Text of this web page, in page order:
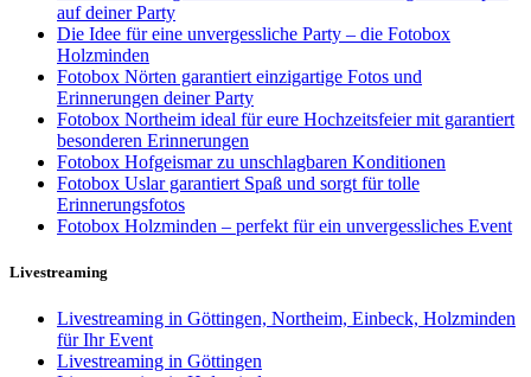
auf deiner Party
Die Idee für eine unvergessliche Party – die Fotobox
Holzminden
Fotobox Nörten garantiert einzigartige Fotos und
Erinnerungen deiner Party
Fotobox Northeim ideal für eure Hochzeitsfeier mit garantiert
besonderen Erinnerungen
Fotobox Hofgeismar zu unschlagbaren Konditionen
Fotobox Uslar garantiert Spaß und sorgt für tolle
Erinnerungsfotos
Fotobox Holzminden – perfekt für ein unvergessliches Event
Livestreaming
Livestreaming in Göttingen, Northeim, Einbeck, Holzminden
für Ihr Event
Livestreaming in Göttingen